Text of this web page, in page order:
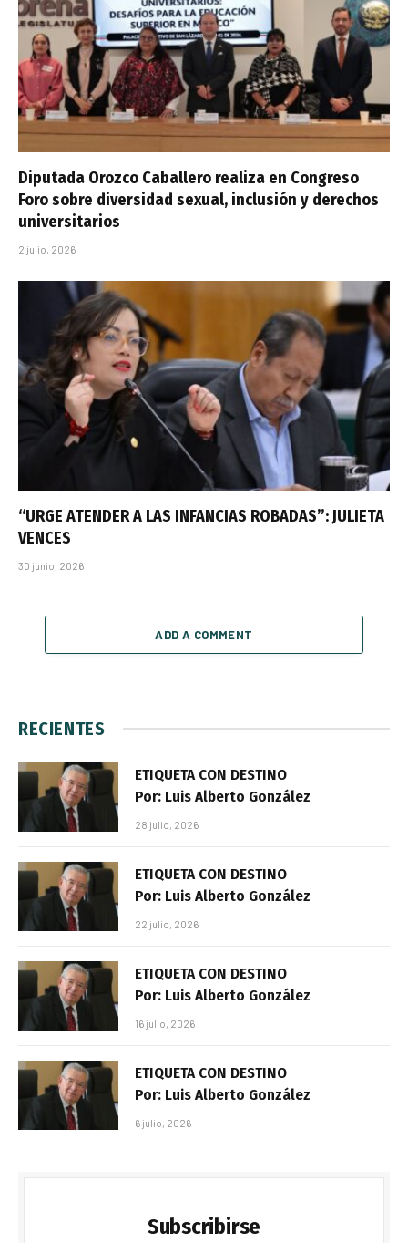
Diputada Orozco Caballero realiza en Congreso
Foro sobre diversidad sexual, inclusión y derechos
universitarios
2 julio, 2026
“URGE ATENDER A LAS INFANCIAS ROBADAS”: JULIETA
VENCES
30 junio, 2026
ADD A COMMENT
RECIENTES
ETIQUETA CON DESTINO
Por: Luis Alberto González
28 julio, 2026
ETIQUETA CON DESTINO
Por: Luis Alberto González
22 julio, 2026
ETIQUETA CON DESTINO
Por: Luis Alberto González
16 julio, 2026
ETIQUETA CON DESTINO
Por: Luis Alberto González
6 julio, 2026
Subscribirse